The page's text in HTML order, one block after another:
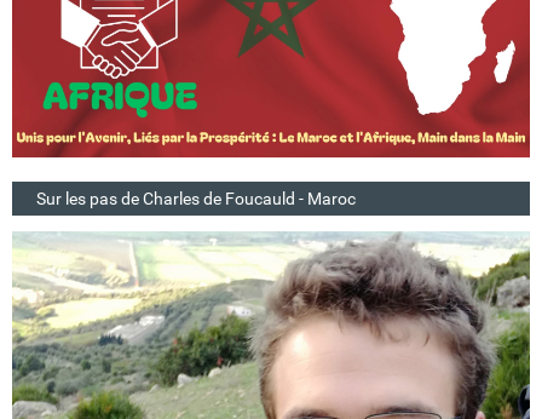
Sur les pas de Charles de Foucauld - Maroc